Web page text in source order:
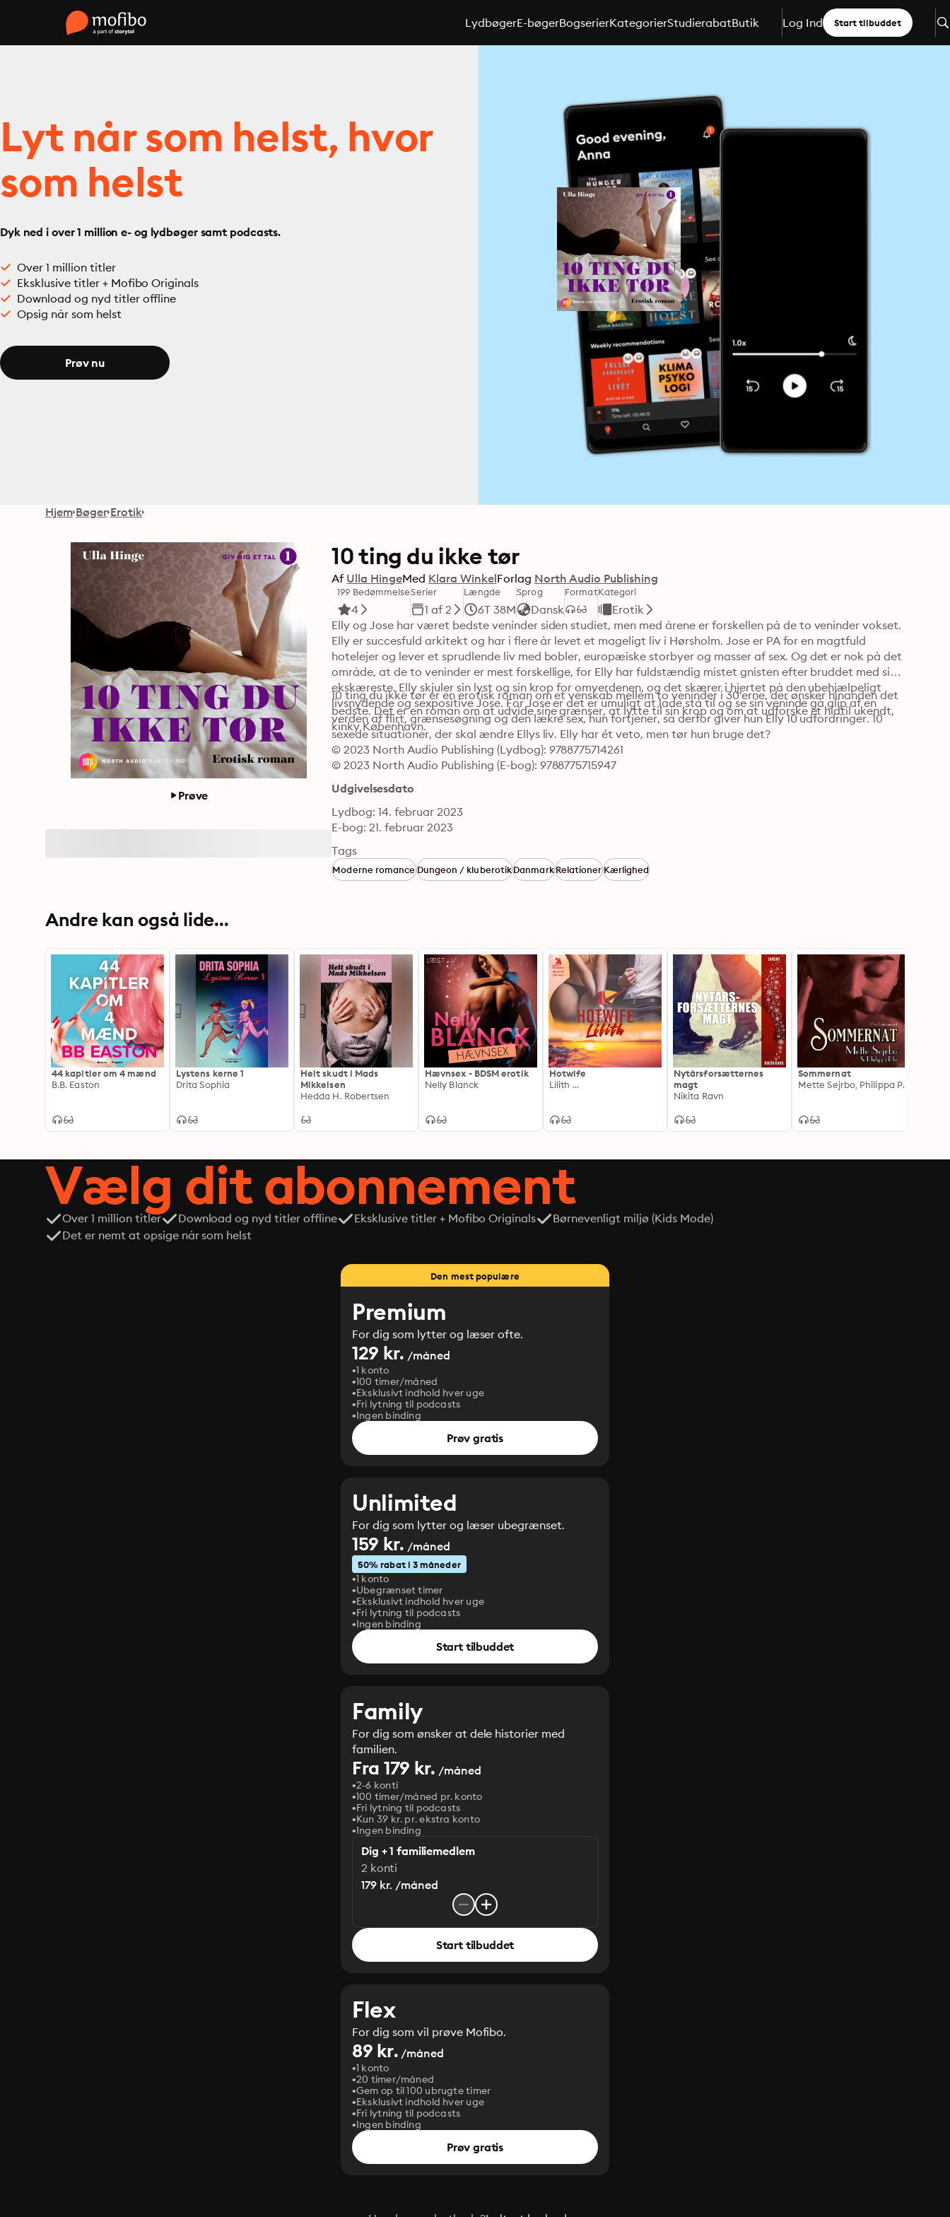
LydbøgerE-bøgerBogserierKategorierStudierabatButik Log Ind Start tilbuddet
Lyt når som helst, hvor
som helst
Dyk ned i over 1 million e- og lydbøger samt podcasts.
Over 1 million titler
Eksklusive titler + Mofibo Originals
Download og nyd titler offline
Opsig når som helst
Prøv nu
Hjem Bøger Erotik
Prøve
10 ting du ikke tør
Af Ulla HingeMed Klara WinkelForlag North Audio Publishing
199 Bedømmelse
4
Serier
1 af 2
Længde
6T 38M
Sprog
Dansk
FormatKategori
Erotik
Elly og Jose har været bedste veninder siden studiet, men med årene er forskellen på de to veninder vokset.
Elly er succesfuld arkitekt og har i flere år levet et mageligt liv i Hørsholm. Jose er PA for en magtfuld
hotelejer og lever et sprudlende liv med bobler, europæiske storbyer og masser af sex. Og det er nok på det
område, at de to veninder er mest forskellige, for Elly har fuldstændig mistet gnisten efter bruddet med sin
ekskæreste. Elly skjuler sin lyst og sin krop for omverdenen, og det skærer i hjertet på den ubehjælpeligt
livsnydende og sexpositive Jose. For Jose er det er umuligt at lade stå til og se sin veninde gå glip af en
verden af flirt, grænsesøgning og den lækre sex, hun fortjener, så derfor giver hun Elly 10 udfordringer. 10
sexede situationer, der skal ændre Ellys liv. Elly har ét veto, men tør hun bruge det?
10 ting du ikke tør er en erotisk roman om et venskab mellem to veninder i 30'erne, der ønsker hinanden det
bedste. Det er en roman om at udvide sine grænser, at lytte til sin krop og om at udforske et hidtil ukendt,
kinky København.
© 2023 North Audio Publishing (Lydbog): 9788775714261
© 2023 North Audio Publishing (E-bog): 9788775715947
Udgivelsesdato
Lydbog: 14. februar 2023
E-bog: 21. februar 2023
Tags
Moderne romanceDungeon / kluberotikDanmarkRelationerKærlighed
Andre kan også lide...
44 kapitler om 4 mænd
B.B. Easton
Lystens kerne 1
Drita Sophia
Helt skudt i Mads
Mikkelsen
Hedda H. Robertsen
Hævnsex - BDSM erotik
Nelly Blanck
Hotwife
Lilith ...
Nytårsforsætternes
magt
Nikita Ravn
Sommernat
Mette Sejrbo, Philippa Phi
Vælg dit abonnement
Over 1 million titler Download og nyd titler offline Eksklusive titler + Mofibo Originals
Børnevenligt miljø (Kids Mode)
Det er nemt at opsige når som helst
Den mest populære
Premium
For dig som lytter og læser ofte.
129 kr. /måned
1 konto
100 timer/måned
Eksklusivt indhold hver uge
Fri lytning til podcasts
Ingen binding
Prøv gratis
Unlimited
For dig som lytter og læser ubegrænset.
159 kr. /måned
50% rabat i 3 måneder
1 konto
Ubegrænset timer
Eksklusivt indhold hver uge
Fri lytning til podcasts
Ingen binding
Start tilbuddet
Family
For dig som ønsker at dele historier med
familien.
Fra 179 kr. /måned
2-6 konti
100 timer/måned pr. konto
Fri lytning til podcasts
Kun 39 kr. pr. ekstra konto
Ingen binding
Dig + 1 familiemedlem
2 konti
179 kr. /måned
Start tilbuddet
Flex
For dig som vil prøve Mofibo.
89 kr. /måned
1 konto
20 timer/måned
Gem op til 100 ubrugte timer
Eksklusivt indhold hver uge
Fri lytning til podcasts
Ingen binding
Prøv gratis